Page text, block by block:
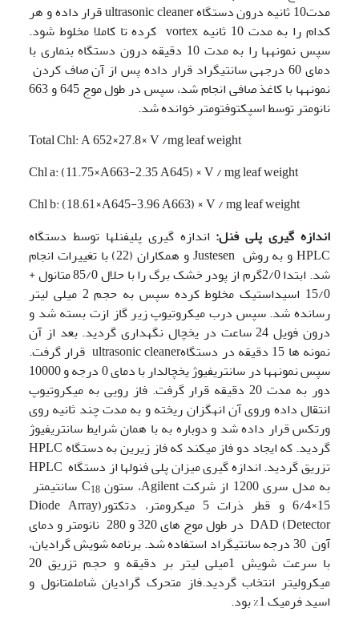
مدت10 ثانیه درون دستگاه ultrasonic cleaner قرار داده و هر
کدام را به مدت 10 ثانیه vortex کرده تا کاملا مخلوط شود.
سپس نمونه­ها را به مدت 10 دقیقه درون دستگاه بن­ماری با
دمای 60 درجه­ی سانتی­گراد قرار داده پس از آن صاف کردن
نمونه­ها با کاغذ صافی انجام شد، سپس در طول موج 645 و 663
نانومتر توسط اسپکتوفتومتر خوانده شد.
Total Chl: A 652×27.8× V /mg leaf weight
Chl a: (11.75×A663-2.35 A645) × V / mg leaf weight
Chl b: (18.61×A645-3.96 A663) × V / mg leaf weight
اندازه گیری پلی فنل: اندازه گیری پلی­فنل­ها توسط دستگاه
HPLC و به روش Justesen و همکاران (22) با تغییرات انجام
شد. ابتدا 2/0گرم از پودر خشک برگ را با حلال 85/0 متانول +
15/0 اسید­استیک مخلوط کرده سپس به حجم 2 میلی لیتر
رسانده شد. سپس درب میکروتیوپ زیر گاز ازت بسته شد و
درون فویل 24 ساعت در یخچال نگهداری گردید. بعد از آن
نمونه ها 15 دقیقه در دستگاهultrasonic cleaner قرار گرفت.
سپس نمونه­ها در سانتریفیوژ یخچال­دار با دمای 0 درجه و 10000
دور به مدت 20 دقیقه قرار گرفت. فاز رویی به میکرو­تیوپ
انتقال داده وروی آن ان­هگزان ریخته و به مدت چند ثانیه روی
ورتکس قرار داده شد و دوباره به با همان شرایط سانتریفیوژ
گردید. که ایجاد دو فاز می­کند که فاز زیرین به دستگاه HPLC
تزریق گردید. اندازه گیری میزان پلی فنول­ها از دستگاه HPLC
به مدل سری 1200 از شرکت Agilent، ستون C
18
سانتی­متر
15×6/4 و قطر ذرات 5 میکرومتر، دتکتور(Diode Array
Detector) DAD در طول موج های 320 و 280 نانومتر و دمای
آون 30 درجه سانتی­گراد استفاده شد. برنامه شویش گرادیان،
با سرعت شویش 1میلی لیتر بر دقیقه و حجم تزریق 20
میکرولیتر انتخاب گردید.فاز متحرک گرادیان شاملمتانول و
اسید فرمیک 1% بود.